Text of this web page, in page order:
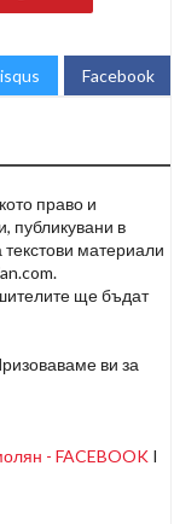
Facebook
право и
публикувани в
текстови материали
ще бъдат
ви за
- FACEBOOK I